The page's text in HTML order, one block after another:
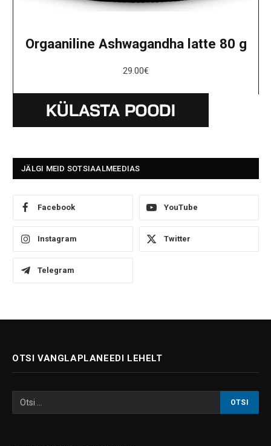
Orgaaniline Ashwagandha latte 80 g
29.00€
JÄLGI MEID SOTSIAALMEEDIAS
Facebook YouTube
Instagram Twitter
Telegram
OTSI VANGLAPLANEEDI LEHELT